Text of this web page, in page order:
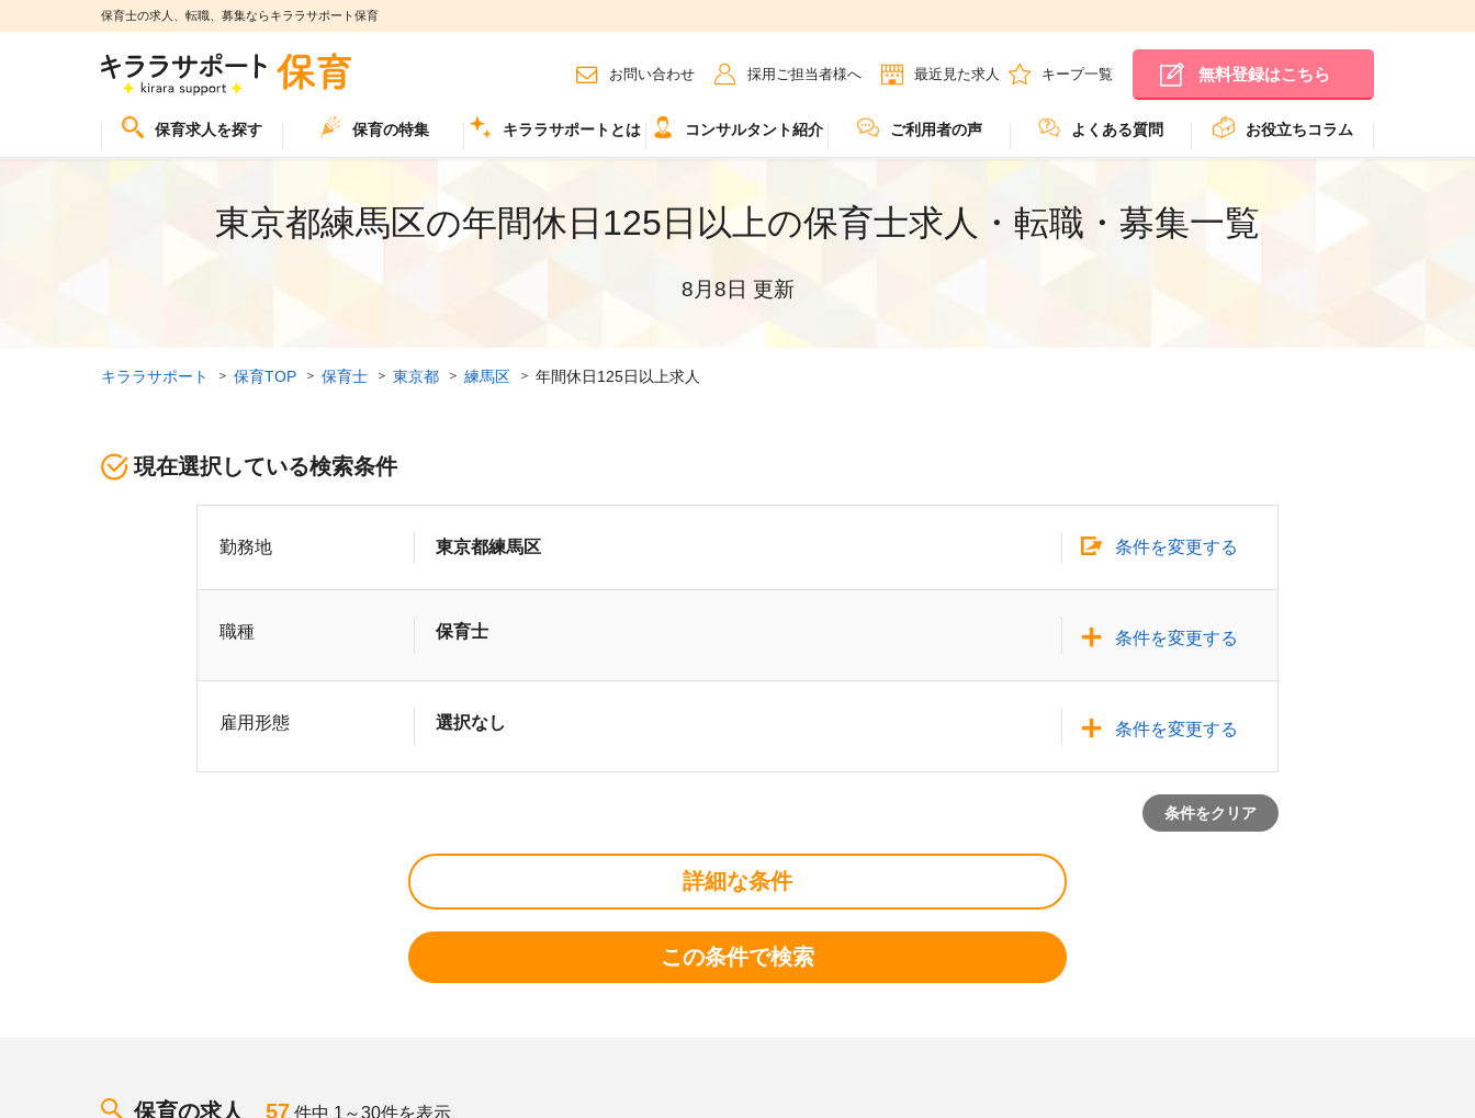
保育士の求人、転職、募集ならキララサポート保育
お問い合わせ 採用ご担当者様へ 最近見た求人 キープ一覧 無料登録はこちら
保育求人を探す 保育の特集 キララサポートとは コンサルタント紹介 ご利用者の声 よくある質問 お役立ちコラム
東京都練馬区の年間休日125日以上の保育士求人・転職・募集一覧
8月8日 更新
キララサポート 保育TOP 保育士 東京都 練馬区 年間休日125日以上求人
現在選択している検索条件
勤務地 東京都練馬区 条件を変更する
職種 保育士 条件を変更する
雇用形態 選択なし 条件を変更する
条件をクリア
詳細な条件
この条件で検索
保育の求人 57 件中 1～30件を表示